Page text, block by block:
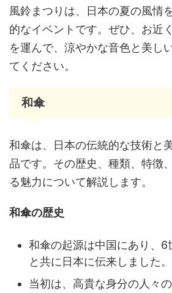
風鈴まつりは、日本の夏の風情
的なイベントです。ぜひ、お近
を運んで、涼やかな音色と美し
てください。
和傘
和傘は、日本の伝統的な技術と
品です。その歴史、種類、特徴
る魅力について解説します。
和傘の歴史
和傘の起源は中国にあり、6
と共に日本に伝来しました。
当初は、高貴な身分の人々